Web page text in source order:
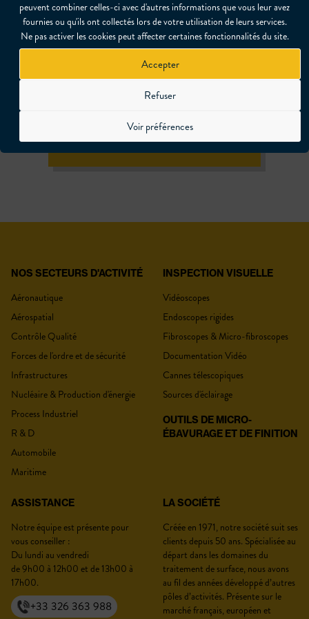
peuvent combiner celles-ci avec d'autres informations que vous leur avez
fournies ou qu'ils ont collectés lors de votre utilisation de leurs services.
Ne pas activer les cookies peut affecter certaines fonctionnalités du site.
Accepter
Refuser
Voir préférences
Besoin d'un conseil dans le choix de vos
équipements ?
CONTACTEZ NOUS DÈS MAINTENANT
NOS SECTEURS D'ACTIVITÉ
Aéronautique
Aérospatial
Contrôle Qualité
Forces de l'ordre et de sécurité
Infrastructures
Nucléaire & Production d'énergie
Process Industriel
R & D
Automobile
Maritime
ASSISTANCE
Notre équipe est présente pour
vous conseiller :
Du lundi au vendredi
de 9h00 à 12h00 et de 13h00 à
17h00.
+33 326 363 988
INSPECTION VISUELLE
Vidéoscopes
Endoscopes rigides
Fibroscopes & Micro-fibroscopes
Documentation Vidéo
Cannes télescopiques
Sources d'éclairage
OUTILS DE MICRO-
ÉBAVURAGE ET DE FINITION
LA SOCIÉTÉ
Créée en 1971, notre société suit ses
clients depuis 50 ans. Spécialisée au
départ dans les domaines du
traitement de surface, nous avons
au fil des années développé d’autres
pôles d’activités. Présente sur le
marché français, européen et